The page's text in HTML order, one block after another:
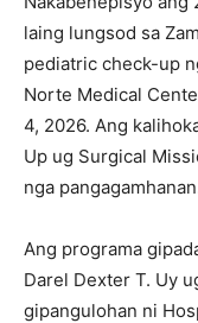
laing lungsod sa
pediatric check-up
Norte Medical
4, 2026. Ang
Up ug Surgical
nga
Ang programa
Darel Dexter T. Uy
gipangulohan ni